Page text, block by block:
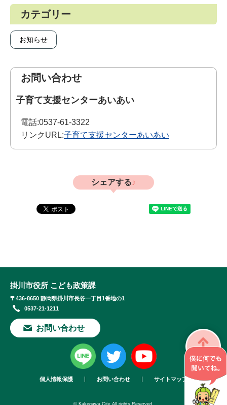
カテゴリー
お知らせ
お問い合わせ
子育て支援センターあいあい
電話:0537-61-3322
リンクURL:子育て支援センターあいあい
シェアする
掛川市役所 こども政策課
〒436-8650 静岡県掛川市長谷一丁目1番地の1
0537-21-1211
お問い合わせ
個人情報保護 お問い合わせ サイトマップ
© Kakegawa City All rights Reserved.